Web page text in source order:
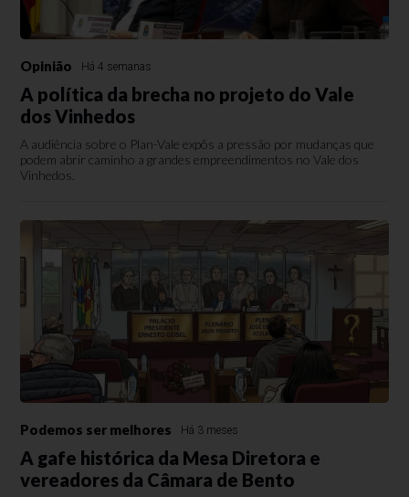
Opinião Há 4 semanas
A política da brecha no projeto do Vale
dos Vinhedos
A audiência sobre o Plan-Vale expôs a pressão por mudanças que
podem abrir caminho a grandes empreendimentos no Vale dos
Vinhedos.
Podemos ser melhores Há 3 meses
A gafe histórica da Mesa Diretora e
vereadores da Câmara de Bento